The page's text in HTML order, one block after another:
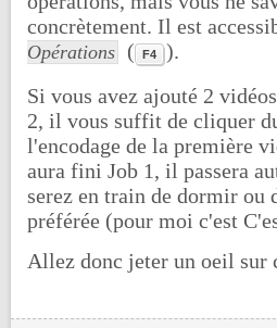
concrètement. Il est
Opérations ( F4
).
Si vous avez ajouté 2
2, il vous suffit de cliquer
l'encodage de la première
aura fini Job 1, il passera
serez en train de dormir ou
préférée (pour moi c'est
Allez donc jeter un oeil sur